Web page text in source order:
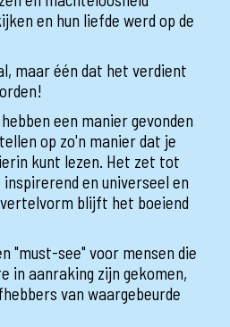
en hun liefde werd op de
maar één dat het verdient
een manier gevonden
op zo'n manier dat je
kunt lezen. Het zet tot
en universeel en
blijft het boeiend
"must-see" voor mensen die
in aanraking zijn gekomen,
van waargebeurde